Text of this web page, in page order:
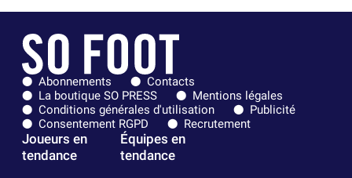
Abonnements
Contacts
La boutique SO PRESS
Mentions légales
Conditions générales d'utilisation
Publicité
Consentement RGPD
Recrutement
Joueurs en
tendance
Équipes en
tendance